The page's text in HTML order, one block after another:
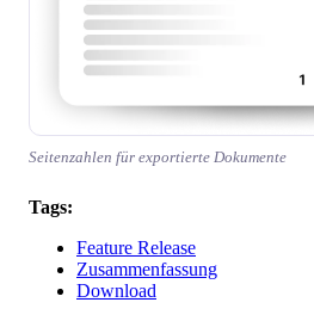
Seitenzahlen für exportierte Dokumente
Tags:
Feature Release
Zusammenfassung
Download